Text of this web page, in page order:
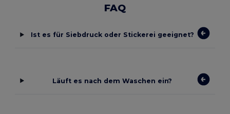
FAQ
Ist es für Siebdruck oder Stickerei geeignet?
Läuft es nach dem Waschen ein?